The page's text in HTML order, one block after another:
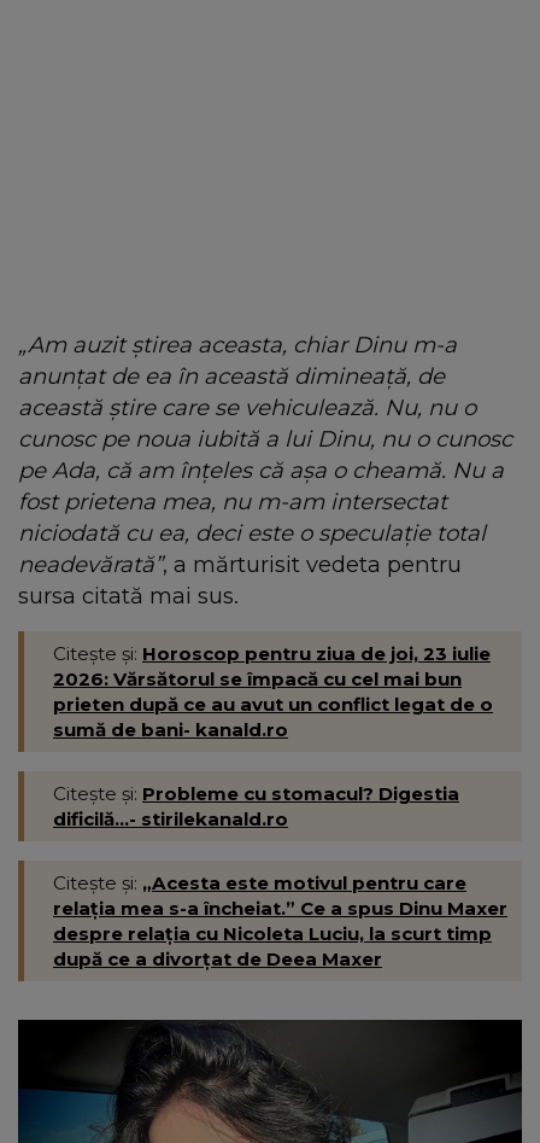
„Am auzit știrea aceasta, chiar Dinu m-a
anunțat de ea în această dimineață, de
această știre care se vehiculează. Nu, nu o
cunosc pe noua iubită a lui Dinu, nu o cunosc
pe Ada, că am înțeles că așa o cheamă. Nu a
fost prietena mea, nu m-am intersectat
niciodată cu ea, deci este o speculație total
neadevărată”, a mărturisit vedeta pentru
sursa citată mai sus.
Citește și: Horoscop pentru ziua de joi, 23 iulie
2026: Vărsătorul se împacă cu cel mai bun
prieten după ce au avut un conflict legat de o
sumă de bani- kanald.ro
Citește și: Probleme cu stomacul? Digestia
dificilă...- stirilekanald.ro
Citește și: „Acesta este motivul pentru care
relația mea s-a încheiat.” Ce a spus Dinu Maxer
despre relația cu Nicoleta Luciu, la scurt timp
după ce a divorțat de Deea Maxer